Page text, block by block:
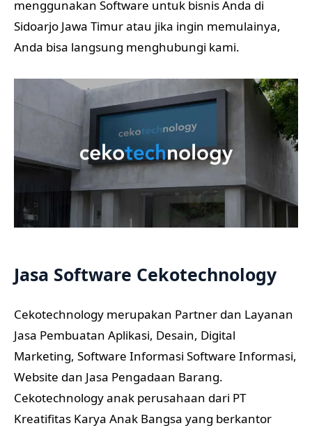
menggunakan Software untuk bisnis Anda di
Sidoarjo Jawa Timur atau jika ingin memulainya,
Anda bisa langsung menghubungi kami.
Jasa Software Cekotechnology
Cekotechnology merupakan Partner dan Layanan
Jasa Pembuatan Aplikasi, Desain, Digital
Marketing, Software Informasi Software Informasi,
Website dan Jasa Pengadaan Barang.
Cekotechnology anak perusahaan dari PT
Kreatifitas Karya Anak Bangsa yang berkantor